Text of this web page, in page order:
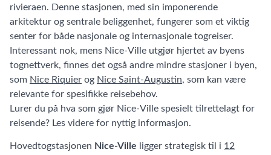
rivieraen. Denne stasjonen, med sin imponerende
arkitektur og sentrale beliggenhet, fungerer som et viktig
senter for både nasjonale og internasjonale togreiser.
Interessant nok, mens Nice-Ville utgjør hjertet av byens
tognettverk, finnes det også andre mindre stasjoner i byen,
som Nice Riquier og Nice Saint-Augustin, som kan være
relevante for spesifikke reisebehov.
Lurer du på hva som gjør Nice-Ville spesielt tilrettelagt for
reisende? Les videre for nyttig informasjon.
Hovedtogstasjonen Nice-Ville ligger strategisk til i 12